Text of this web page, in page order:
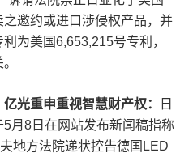
邀约或进口涉侵权产品，并
为美国6,653,215号专利，
光重申重视智慧财产权：
日
月8日在网站发布新闻稿指称
地方法院递状控告德国LED